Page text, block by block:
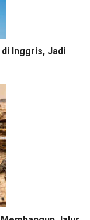
Inggris, Jadi